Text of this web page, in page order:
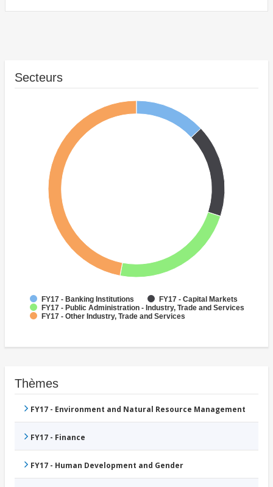
Secteurs
FY17 - Banking Institutions
FY17 - Capital Markets
FY17 - Public Administration - Industry, Trade and Services
FY17 - Other Industry, Trade and Services
Thèmes
FY17 - Environment and Natural Resource Management
FY17 - Finance
FY17 - Human Development and Gender